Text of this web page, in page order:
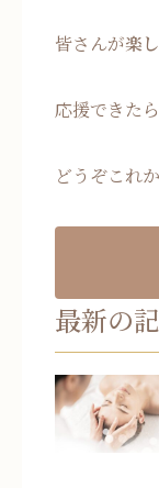
皆さんが楽
応援できた
どうぞこれ
最新の